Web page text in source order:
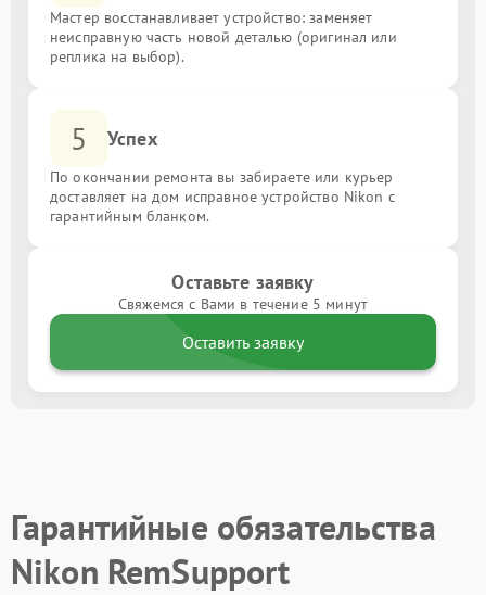
Мастер восстанавливает устройство: заменяет
неисправную часть новой деталью (оригинал или
реплика на выбор).
5 Успех
По окончании ремонта вы забираете или курьер
доставляет на дом исправное устройство Nikon с
гарантийным бланком.
Оставьте заявку
Свяжемся с Вами в течение 5 минут
Оставить заявку
Гарантийные обязательства
Nikon RemSupport